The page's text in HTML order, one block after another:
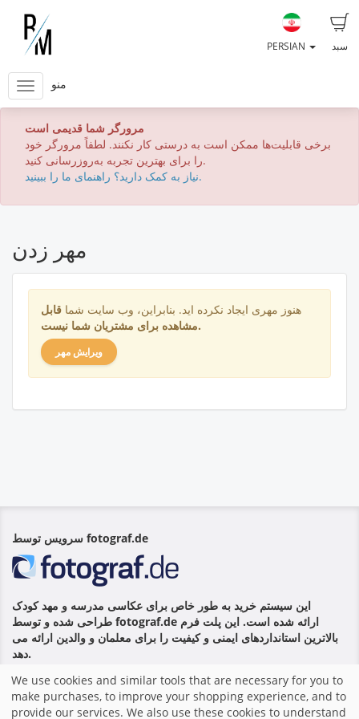
سبد PERSIAN
منو
مرورگر شما قدیمی است
برخی قابلیت‌ها ممکن است به درستی کار نکنند. لطفاً مرورگر خود
را برای بهترین تجربه به‌روزرسانی کنید.
نیاز به کمک دارید؟ راهنمای ما را ببینید.
مهر زدن
هنوز مهری ایجاد نکرده اید. بنابراین، وب سایت شما قابل
مشاهدهبرای مشتریان شما نیست.
ویرایش مهر
سرویس توسط fotograf.de
این سیستم خرید به طور خاص برای عکاسی مدرسه و مهد کودک
طراحی شده و توسط fotograf.de ارائه شده است. این پلت فرم
بالاترین استانداردهای ایمنی و کیفیت را برای معلمان و والدین ارائه می
دهد.
خانه|مهر زدن|شرایط و قوانین|سیستم فروشگاه توسط
We use cookies and similar tools that are necessary for you to
make purchases, to improve your shopping experience, and to
provide our services. We also use these cookies to understand